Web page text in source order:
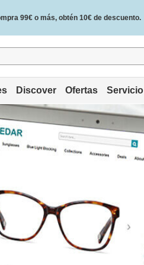
99€ o más, obtén 10€ de descuento.
Discover Ofertas Servicio